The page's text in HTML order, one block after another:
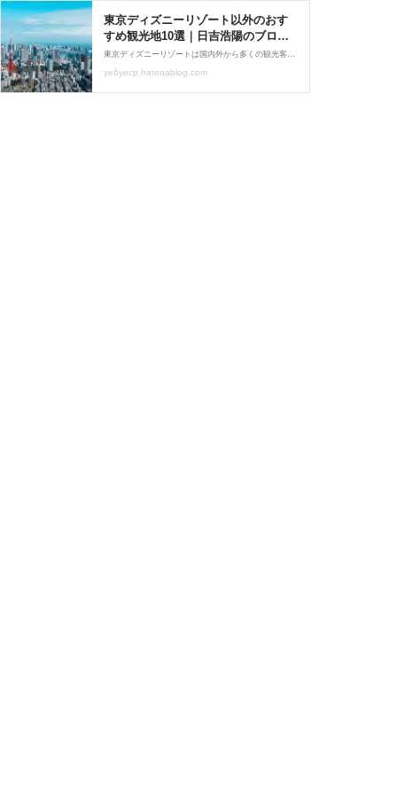
東京ディズニーリゾート以外のおす
すめ観光地10選｜日吉浩陽のブログ -
日吉浩陽の東京暮らしブログ
東京ディズニーリゾートは国内外から多くの観光客が訪れる人気スポットですが、東京近郊にはそれ以外にも魅力的な観光地が数多く存在します。本記事では、東京ディズニーリゾートを訪れたことがある方や、別の視点から東京を楽しみたい方に向けて、テーマパーク以外の観光地を厳選して10か所ご紹介します。 1. 浅草寺と仲見世通り（台東区） 東京最古の寺院として知られる浅草寺は、国内外の観光客に定番の観光地です。雷門から本堂まで続く仲見世通りには土産物店や和菓子屋が軒を連ね、下町情緒を感じながら散策できます。歴史と文化を肌で感じられるスポットです。 2. 上野恩賜公園と上野動物園（台東区） 東京の代表的な都市公園...
ye6yecp.hatenablog.com